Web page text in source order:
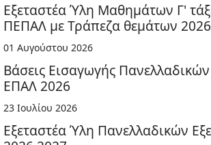
Εξεταστέα Ύλη Μαθημάτων Γ'
ΠΕΠΑΛ με Τράπεζα θεμάτων
01 Αυγούστου 2026
Βάσεις Εισαγωγής
ΕΠΑΛ 2026
23 Ιουλίου 2026
Εξεταστέα Ύλη Πανελλαδικών